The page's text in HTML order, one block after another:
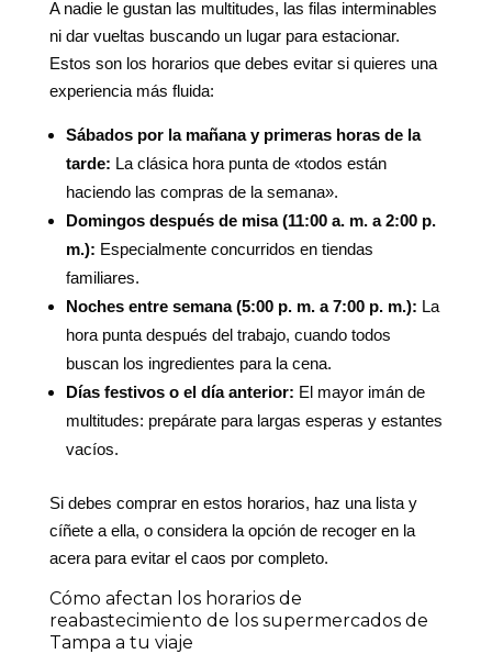
A nadie le gustan las multitudes, las filas interminables
ni dar vueltas buscando un lugar para estacionar.
Estos son los horarios que debes evitar si quieres una
experiencia más fluida:
Sábados por la mañana y primeras horas de la
tarde: La clásica hora punta de «todos están
haciendo las compras de la semana».
Domingos después de misa (11:00 a. m. a 2:00 p.
m.): Especialmente concurridos en tiendas
familiares.
Noches entre semana (5:00 p. m. a 7:00 p. m.): La
hora punta después del trabajo, cuando todos
buscan los ingredientes para la cena.
Días festivos o el día anterior: El mayor imán de
multitudes: prepárate para largas esperas y estantes
vacíos.
Si debes comprar en estos horarios, haz una lista y
cíñete a ella, o considera la opción de recoger en la
acera para evitar el caos por completo.
Cómo afectan los horarios de
reabastecimiento de los supermercados de
Tampa a tu viaje